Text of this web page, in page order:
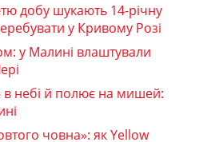
добу шукають 14-річну
у Кривому Розі
у Малині влаштували
в небі й полює на мишей:
човна»: як Yellow